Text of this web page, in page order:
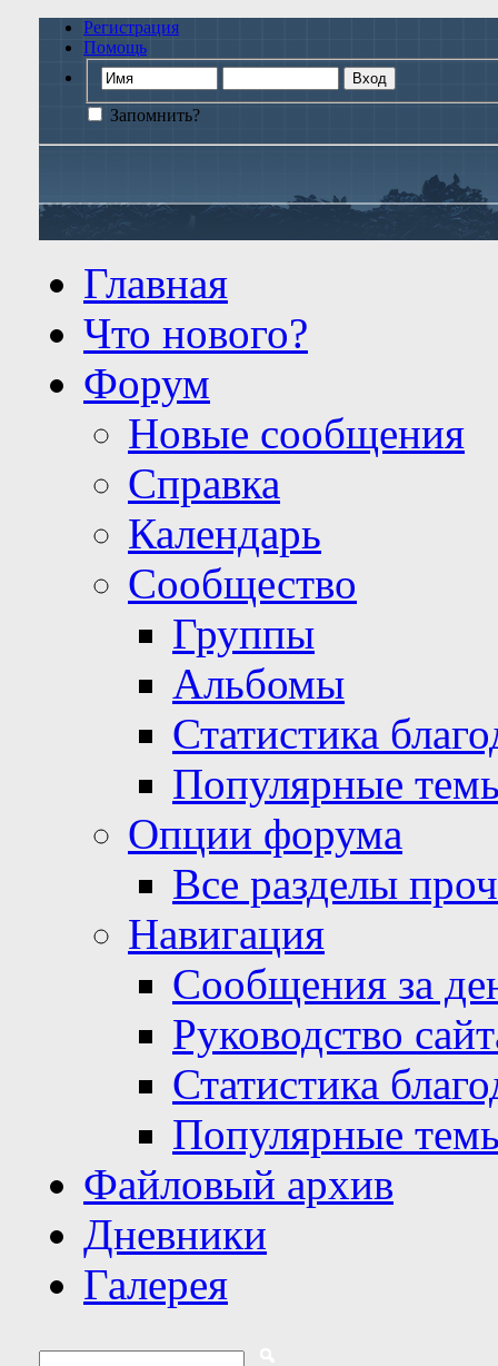
Регистрация
Помощь
Запомнить?
Главная
Что нового?
Форум
Новые сообщения
Справка
Календарь
Сообщество
Группы
Альбомы
Статистика
Популярные
Опции форума
Все разделы
Навигация
Сообщения за
Руководство
Статистика
Популярные
Файловый архив
Дневники
Галерея